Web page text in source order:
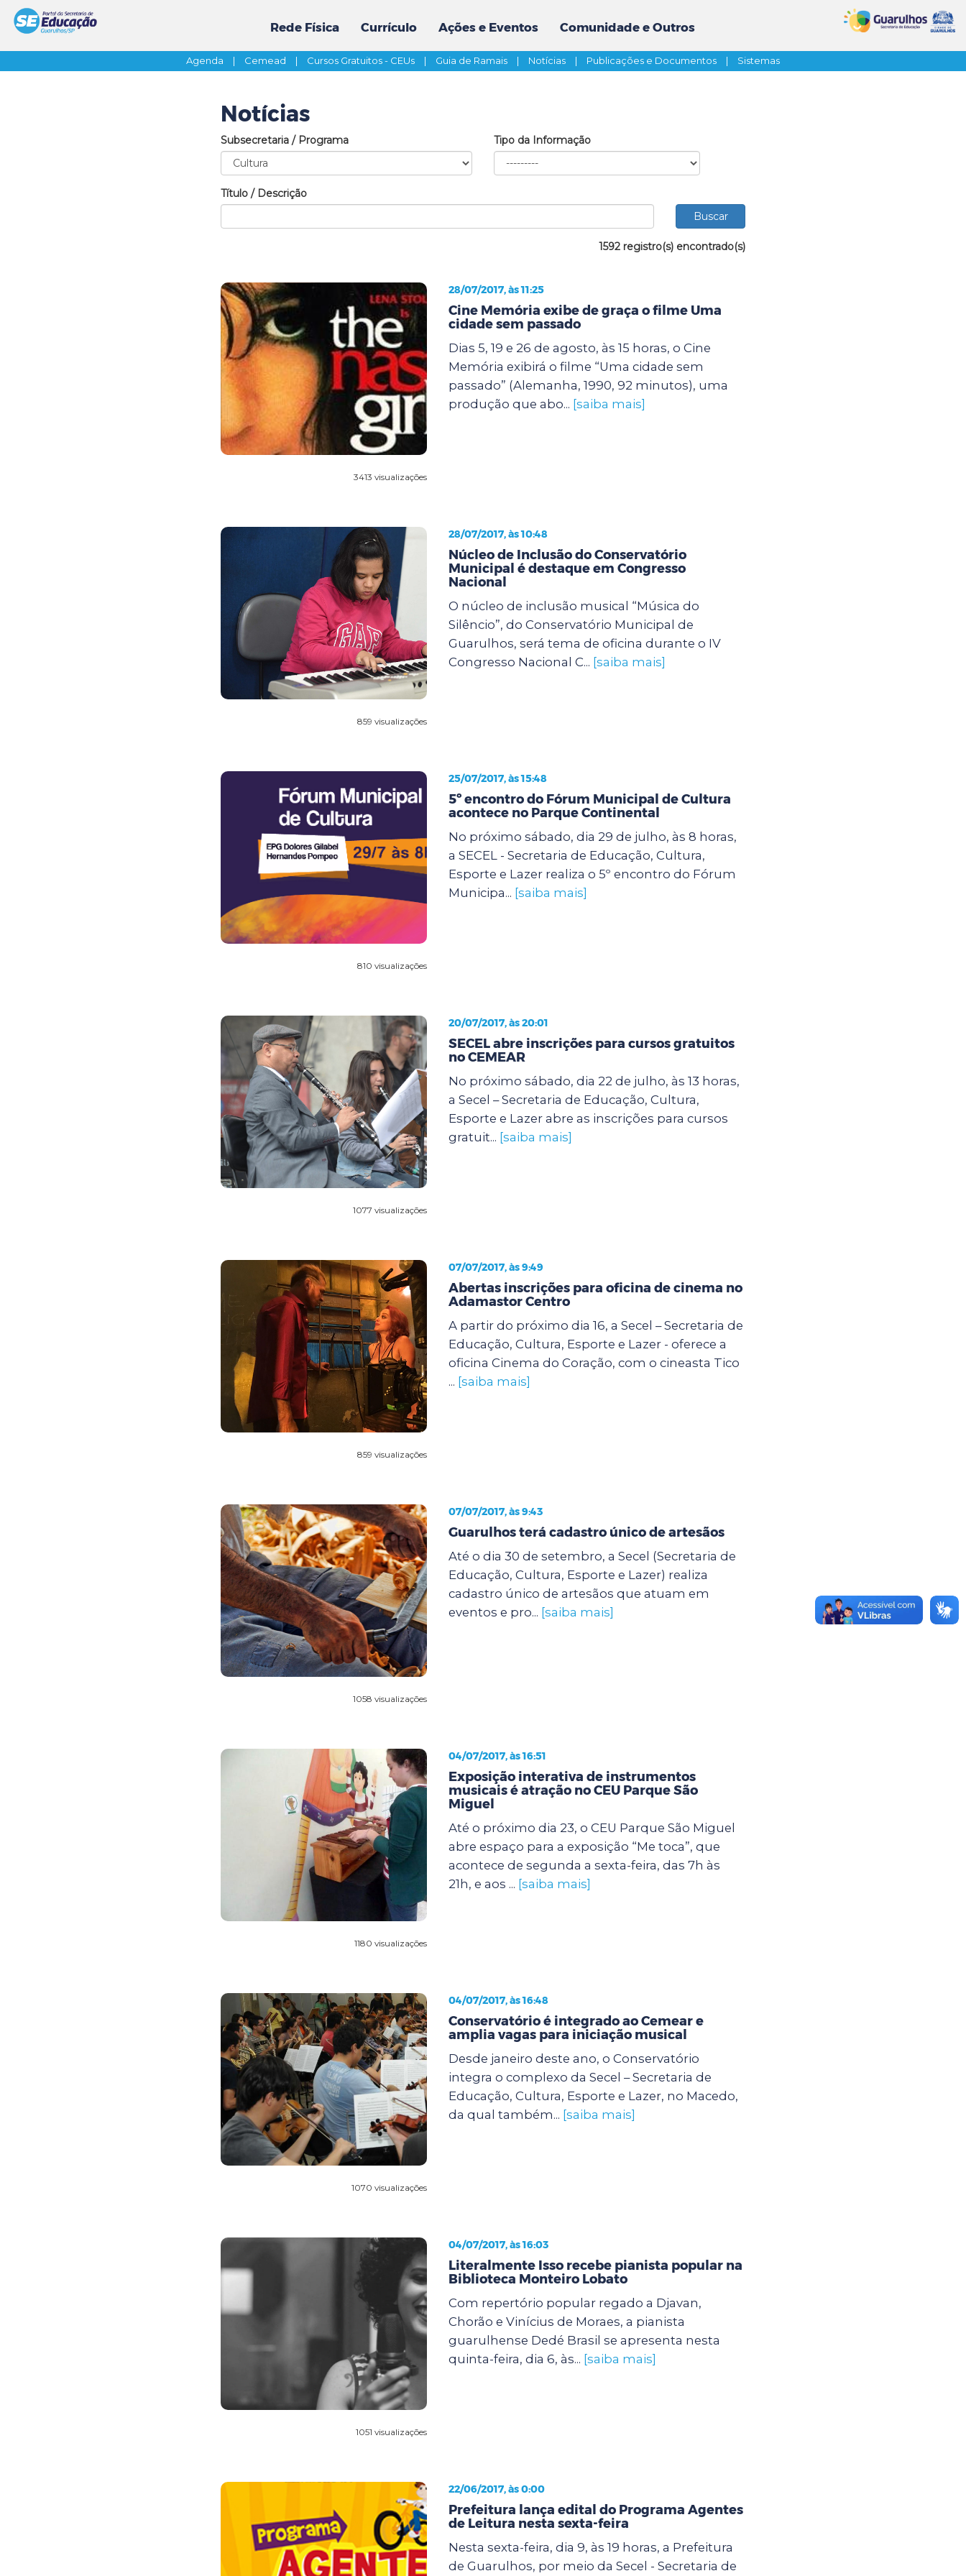
Rede Física Currículo Ações e Eventos Comunidade e Outros
Agenda | Cemead | Cursos Gratuitos - CEUs | Guia de Ramais | Notícias | Publicações e Documentos | Sistemas
Notícias
Subsecretaria / Programa Tipo da Informação
Título / Descrição
1592 registro(s) encontrado(s)
3413 visualizações
28/07/2017, às 11:25
Cine Memória exibe de graça o filme Uma
cidade sem passado
Dias 5, 19 e 26 de agosto, às 15 horas, o Cine
Memória exibirá o filme “Uma cidade sem
passado” (Alemanha, 1990, 92 minutos), uma
produção que abo... [saiba mais]
859 visualizações
28/07/2017, às 10:48
Núcleo de Inclusão do Conservatório
Municipal é destaque em Congresso
Nacional
O núcleo de inclusão musical “Música do
Silêncio”, do Conservatório Municipal de
Guarulhos, será tema de oficina durante o IV
Congresso Nacional C... [saiba mais]
810 visualizações
25/07/2017, às 15:48
5º encontro do Fórum Municipal de Cultura
acontece no Parque Continental
No próximo sábado, dia 29 de julho, às 8 horas,
a SECEL - Secretaria de Educação, Cultura,
Esporte e Lazer realiza o 5º encontro do Fórum
Municipa... [saiba mais]
1077 visualizações
20/07/2017, às 20:01
SECEL abre inscrições para cursos gratuitos
no CEMEAR
No próximo sábado, dia 22 de julho, às 13 horas,
a Secel – Secretaria de Educação, Cultura,
Esporte e Lazer abre as inscrições para cursos
gratuit... [saiba mais]
859 visualizações
07/07/2017, às 9:49
Abertas inscrições para oficina de cinema no
Adamastor Centro
A partir do próximo dia 16, a Secel – Secretaria de
Educação, Cultura, Esporte e Lazer - oferece a
oficina Cinema do Coração, com o cineasta Tico
... [saiba mais]
1058 visualizações
07/07/2017, às 9:43
Guarulhos terá cadastro único de artesãos
Até o dia 30 de setembro, a Secel (Secretaria de
Educação, Cultura, Esporte e Lazer) realiza
cadastro único de artesãos que atuam em
eventos e pro... [saiba mais]
1180 visualizações
04/07/2017, às 16:51
Exposição interativa de instrumentos
musicais é atração no CEU Parque São
Miguel
Até o próximo dia 23, o CEU Parque São Miguel
abre espaço para a exposição “Me toca”, que
acontece de segunda a sexta-feira, das 7h às
21h, e aos ... [saiba mais]
1070 visualizações
04/07/2017, às 16:48
Conservatório é integrado ao Cemear e
amplia vagas para iniciação musical
Desde janeiro deste ano, o Conservatório
integra o complexo da Secel – Secretaria de
Educação, Cultura, Esporte e Lazer, no Macedo,
da qual também... [saiba mais]
1051 visualizações
04/07/2017, às 16:03
Literalmente Isso recebe pianista popular na
Biblioteca Monteiro Lobato
Com repertório popular regado a Djavan,
Chorão e Vinícius de Moraes, a pianista
guarulhense Dedé Brasil se apresenta nesta
quinta-feira, dia 6, às... [saiba mais]
22/06/2017, às 0:00
Prefeitura lança edital do Programa Agentes
de Leitura nesta sexta-feira
Nesta sexta-feira, dia 9, às 19 horas, a Prefeitura
de Guarulhos, por meio da Secel - Secretaria de